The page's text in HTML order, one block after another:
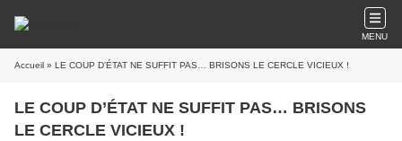
MENU
Accueil » LE COUP D’ÉTAT NE SUFFIT PAS… BRISONS LE CERCLE VICIEUX !
LE COUP D’ÉTAT NE SUFFIT PAS… BRISONS
LE CERCLE VICIEUX !